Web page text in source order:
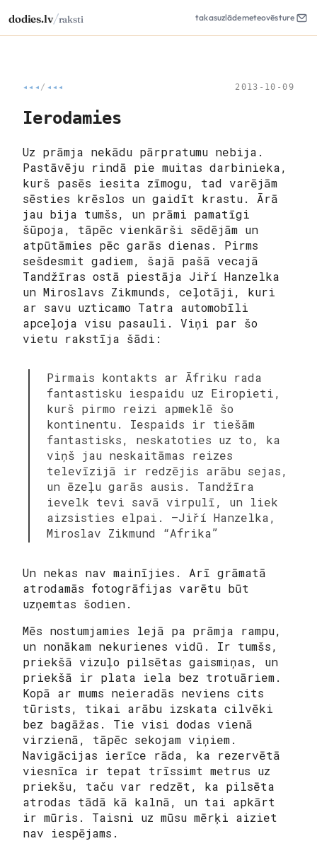
dodies.lv/raksti takasuzlādemeteovēsture
◂◂◂ / ◂◂◂ 2013-10-09
Ierodamies
Uz prāmja nekādu pārpratumu nebija.
Pastāvēju rindā pie muitas darbinieka,
kurš pasēs iesita zīmogu, tad varējām
sēsties krēslos un gaidīt krastu. Ārā
jau bija tumšs, un prāmi pamatīgi
šūpoja, tāpēc vienkārši sēdējām un
atpūtāmies pēc garās dienas. Pirms
sešdesmit gadiem, šajā pašā vecajā
Tandžīras ostā piestāja Jiří Hanzelka
un Miroslavs Zikmunds, ceļotāji, kuri
ar savu uzticamo Tatra automobīli
apceļoja visu pasauli. Viņi par šo
vietu rakstīja šādi:
Pirmais kontakts ar Āfriku rada
fantastisku iespaidu uz Eiropieti,
kurš pirmo reizi apmeklē šo
kontinentu. Iespaids ir tiešām
fantastisks, neskatoties uz to, ka
viņš jau neskaitāmas reizes
televīzijā ir redzējis arābu sejas,
un ēzeļu garās ausis. Tandžīra
ievelk tevi savā virpulī, un liek
aizsisties elpai. –Jiří Hanzelka,
Miroslav Zikmund “Afrika”
Un nekas nav mainījies. Arī grāmatā
atrodamās fotogrāfijas varētu būt
uzņemtas šodien.
Mēs nostumjamies lejā pa prāmja rampu,
un nonākam nekurienes vidū. Ir tumšs,
priekšā vizuļo pilsētas gaismiņas, un
priekšā ir plata iela bez trotuāriem.
Kopā ar mums neieradās neviens cits
tūrists, tikai arābu izskata cilvēki
bez bagāžas. Tie visi dodas vienā
virzienā, tāpēc sekojam viņiem.
Navigācijas ierīce rāda, ka rezervētā
viesnīca ir tepat trīssimt metrus uz
priekšu, taču var redzēt, ka pilsēta
atrodas tādā kā kalnā, un tai apkārt
ir mūris. Taisni uz mūsu mērķi aiziet
nav iespējams.